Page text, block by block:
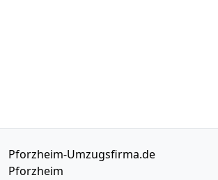
Pforzheim-Umzugsfirma.de
Pforzheim